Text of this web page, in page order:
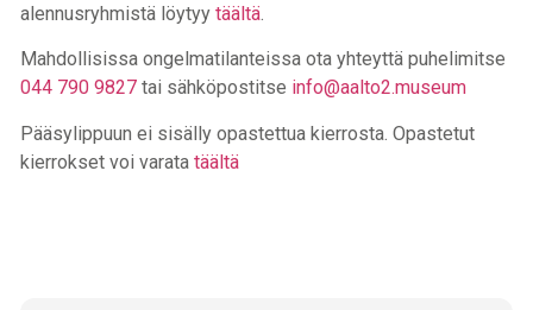
alennusryhmistä löytyy täältä.
Mahdollisissa ongelmatilanteissa ota yhteyttä puhelimitse
044 790 9827 tai sähköpostitse info@aalto2.museum
Pääsylippuun ei sisälly opastettua kierrosta. Opastetut
kierrokset voi varata täältä